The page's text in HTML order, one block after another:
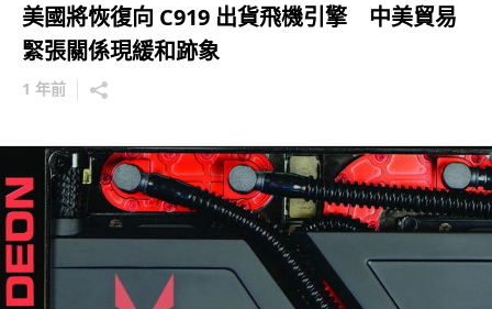
美國將恢復向 C919 出貨飛機引擎 中美貿易
緊張關係現緩和跡象
1 年前